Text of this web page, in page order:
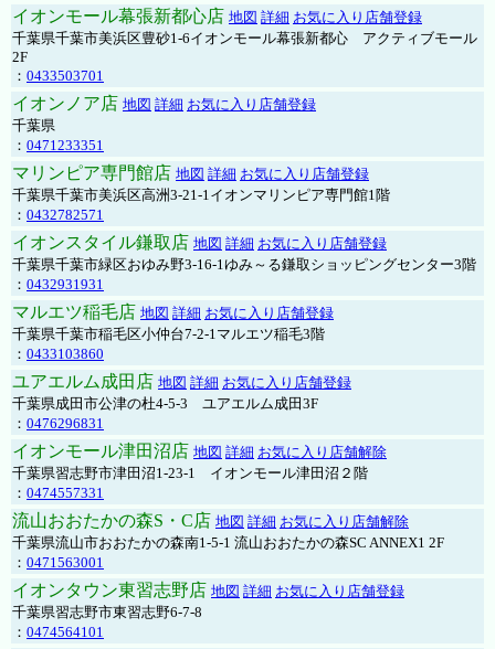
イオンモール幕張新都心店 地図 詳細 お気に入り店舗登録
千葉県千葉市美浜区豊砂1-6イオンモール幕張新都心 アクティブモール
2F
： 0433503701
イオンノア店 地図 詳細 お気に入り店舗登録
千葉県
： 0471233351
マリンピア専門館店 地図 詳細 お気に入り店舗登録
千葉県千葉市美浜区高洲3-21-1イオンマリンピア専門館1階
： 0432782571
イオンスタイル鎌取店 地図 詳細 お気に入り店舗登録
千葉県千葉市緑区おゆみ野3-16-1ゆみ～る鎌取ショッピングセンター3階
： 0432931931
マルエツ稲毛店 地図 詳細 お気に入り店舗登録
千葉県千葉市稲毛区小仲台7-2-1マルエツ稲毛3階
： 0433103860
ユアエルム成田店 地図 詳細 お気に入り店舗登録
千葉県成田市公津の杜4-5-3 ユアエルム成田3F
： 0476296831
イオンモール津田沼店 地図 詳細 お気に入り店舗解除
千葉県習志野市津田沼1-23-1 イオンモール津田沼２階
： 0474557331
流山おおたかの森S・C店 地図 詳細 お気に入り店舗解除
千葉県流山市おおたかの森南1-5-1 流山おおたかの森SC ANNEX1 2F
： 0471563001
イオンタウン東習志野店 地図 詳細 お気に入り店舗登録
千葉県習志野市東習志野6-7-8
： 0474564101